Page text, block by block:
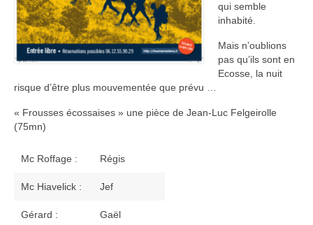
2015 – Et Dieu créa les fans
2014 – Une vie de passage
Les comédiennes et les comédiens
Les techniciens, les bénévoles …
La presse en parle
qui semble
inhabité.
Mais n’oublions
pas qu’ils sont en
Ecosse, la nuit
risque d’être plus mouvementée que prévu …
« Frousses écossaises » une pièce de Jean-Luc Felgeirolle
(75mn)
Mc Roffage : Régis
Mc Hiavelick : Jef
Gérard : Gaël